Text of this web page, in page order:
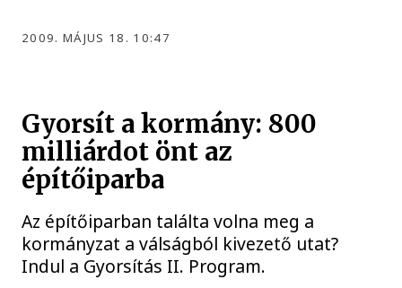
2009. MÁJUS 18. 10:47
Gyorsít a kormány: 800
milliárdot önt az
építőiparba
Az építőiparban találta volna meg a
kormányzat a válságból kivezető utat?
Indul a Gyorsítás II. Program.